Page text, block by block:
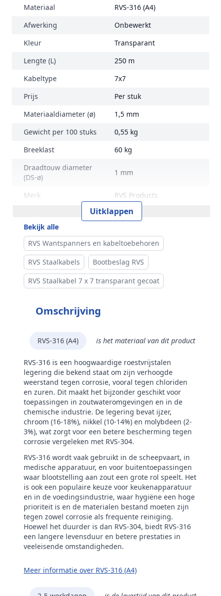
Materiaal
RVS-316 (A4)
Afwerking
Onbewerkt
Kleur
Transparant
Lengte (L)
250 m
Kabeltype
7x7
Prijs
Per stuk
Materiaaldiameter (ø)
1,5 mm
Gewicht per 100 stuks
0,55 kg
Breeklast
60 kg
Draadtouw diameter
(DS-ø)
1 mm
Merk RVS Products
Uitklappen
Bekijk alle
RVS Wantspanners en kabeltoebehoren
RVS Staalkabels
Bootbeslag RVS
RVS Staalkabel 7 x 7 transparant gecoat
Omschrijving
RVS-316 (A4) is het materiaal van dit product
RVS-316 is een hoogwaardige roestvrijstalen
legering die bekend staat om zijn verhoogde
weerstand tegen corrosie, vooral tegen chloriden
en zuren. Dit maakt het bijzonder geschikt voor
toepassingen in zoutwateromgevingen en in de
chemische industrie. De legering bevat ijzer,
chroom (16-18%), nikkel (10-14%) en molybdeen (2-
3%), wat zorgt voor een betere bescherming tegen
corrosie vergeleken met RVS-304.
RVS-316 wordt vaak gebruikt in de scheepvaart, in
medische apparatuur, en voor buitentoepassingen
waar blootstelling aan zout een grote rol speelt. Het
is ook een populaire keuze voor keukenapparatuur
en in de voedingsindustrie, waar hygiëne een hoge
prioriteit is en de materialen bestand moeten zijn
tegen zowel corrosie als frequente reiniging.
Hoewel het duurder is dan RVS-304, biedt RVS-316
een langere levensduur en betere prestaties in
veeleisende omstandigheden.
Meer informatie over RVS-316 (A4)